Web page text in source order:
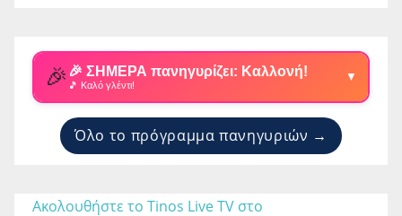
🎉 🎉 ΣΗΜΕΡΑ πανηγυρίζει: Καλλονή!
🎵 Καλό γλέντι!
▼
Όλο το πρόγραμμα πανηγυριών →
Ακολουθήστε το Tinos Live TV στο